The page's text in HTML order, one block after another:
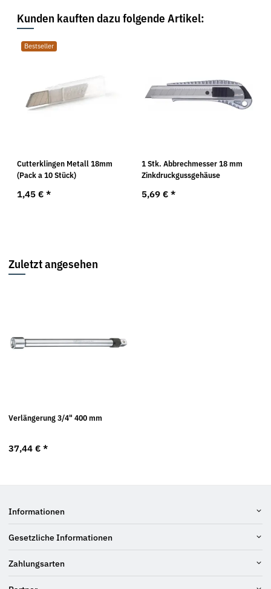
Kunden kauften dazu folgende Artikel:
Bestseller
Cutterklingen Metall 18mm
(Pack a 10 Stück)
1,45 € *
1 Stk. Abbrechmesser 18 mm
Zinkdruckgussgehäuse
5,69 € *
Zuletzt angesehen
Verlängerung 3/4" 400 mm
37,44 € *
Informationen
Gesetzliche Informationen
Zahlungsarten